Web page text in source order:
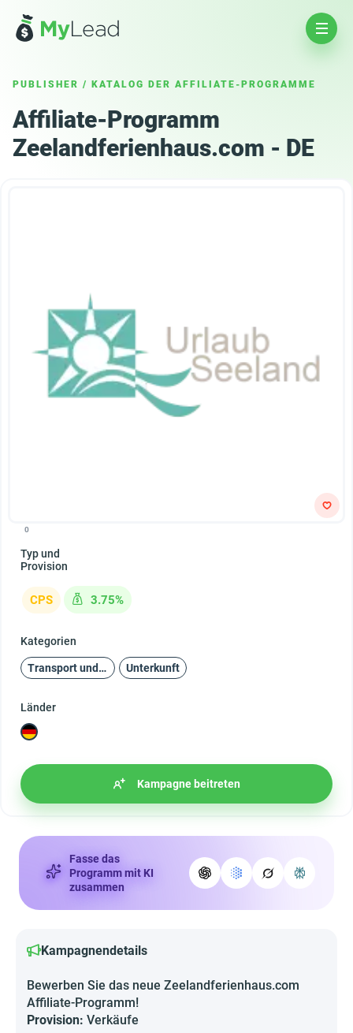
PUBLISHER / KATALOG DER AFFILIATE-PROGRAMME
Affiliate-Programm
Zeelandferienhaus.com - DE
0
Typ und
Provision
CPS 3.75%
Kategorien
Transport und Reisen Unterkunft
Länder
Kampagne beitreten
Fasse das
Programm mit KI
zusammen
Kampagnendetails
Bewerben Sie das neue Zeelandferienhaus.com
Affiliate-Programm!
Provision: Verkäufe